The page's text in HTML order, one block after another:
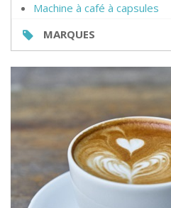
Machine à café à capsules
MARQUES